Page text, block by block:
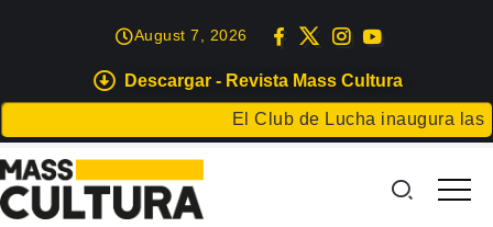
Descargar - Revista Mass Cultura
El Club de Lucha inaugura las
August 7, 2026